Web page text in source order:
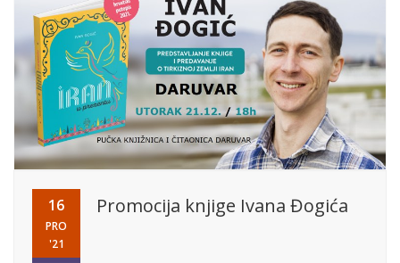
16
PRO
'21
Promocija knjige Ivana Đogića